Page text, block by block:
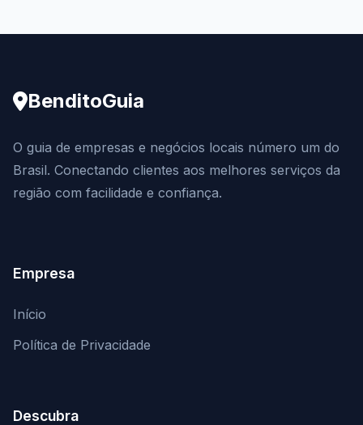
BenditoGuia
O guia de empresas e negócios locais número um do
Brasil. Conectando clientes aos melhores serviços da
região com facilidade e confiança.
Empresa
Início
Política de Privacidade
Descubra